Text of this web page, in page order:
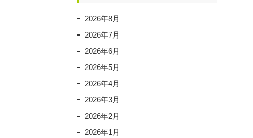
2026年8月
2026年7月
2026年6月
2026年5月
2026年4月
2026年3月
2026年2月
2026年1月